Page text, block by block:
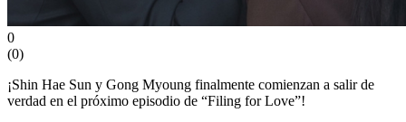
0
(0)
¡Shin Hae Sun y Gong Myoung finalmente comienzan a salir de
verdad en el próximo episodio de “Filing for Love”!